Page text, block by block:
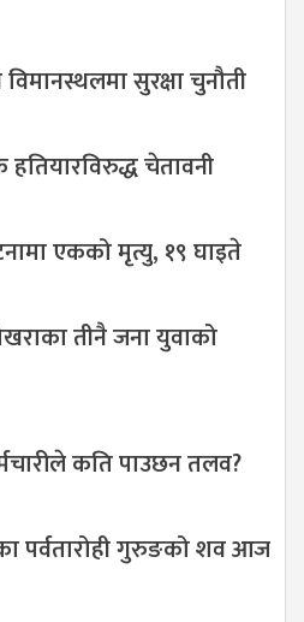
सुरक्षा चुनौती
चेतावनी
एकको मृत्यु, १९ घाइते
तीनै जना युवाको
कति पाउछन तलव?
पर्वतारोही गुरुङको शव आज